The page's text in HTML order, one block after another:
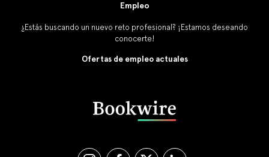
Empleo
¿Estás buscando un nuevo reto profesional? ¡Estamos deseando
conocerte!
Ofertas de empleo actuales